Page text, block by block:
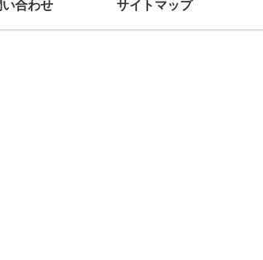
い合わせ サイトマップ